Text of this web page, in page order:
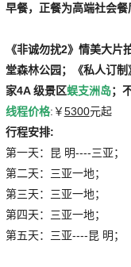
早餐，正餐为高端社会
《非诚勿扰2》情美大片
堂森林公园 ；《私人订
家4A 级景区蜈支洲岛；
线程价格:￥5300元起
行程安排:
第一天：昆 明----三亚；
第二天：三亚一地；
第三天：三亚一地；
第四天：三亚一地；
第五天：三亚----昆 明；